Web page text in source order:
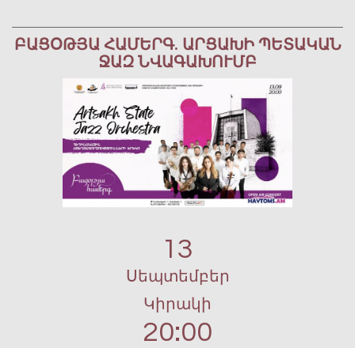
ԲԱՑՕԹՅԱ ՀԱՄԵՐԳ. ԱՐՑԱԽԻ ՊԵՏԱԿԱՆ
ՋԱԶ ՆՎԱԳԱԽՈՒՄԲ
13
Սեպտեմբեր
Կիրակի
20:00